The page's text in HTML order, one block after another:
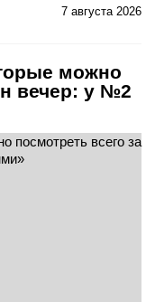
7 августа 2026
можно
вечер: у №2